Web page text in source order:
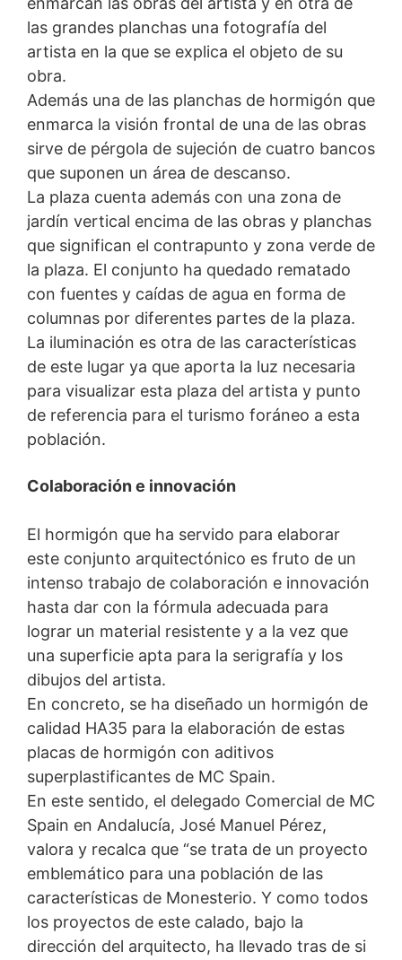
las grandes planchas una fotografía del
artista en la que se explica el objeto de su
obra.
Además una de las planchas de hormigón que
enmarca la visión frontal de una de las obras
sirve de pérgola de sujeción de cuatro bancos
que suponen un área de descanso.
La plaza cuenta además con una zona de
jardín vertical encima de las obras y planchas
que significan el contrapunto y zona verde de
la plaza. El conjunto ha quedado rematado
con fuentes y caídas de agua en forma de
columnas por diferentes partes de la plaza.
La iluminación es otra de las características
de este lugar ya que aporta la luz necesaria
para visualizar esta plaza del artista y punto
de referencia para el turismo foráneo a esta
población.
Colaboración e innovación
El hormigón que ha servido para elaborar
este conjunto arquitectónico es fruto de un
intenso trabajo de colaboración e innovación
hasta dar con la fórmula adecuada para
lograr un material resistente y a la vez que
una superficie apta para la serigrafía y los
dibujos del artista.
En concreto, se ha diseñado un hormigón de
calidad HA35 para la elaboración de estas
placas de hormigón con aditivos
superplastificantes de MC Spain.
En este sentido, el delegado Comercial de MC
Spain en Andalucía, José Manuel Pérez,
valora y recalca que “se trata de un proyecto
emblemático para una población de las
características de Monesterio. Y como todos
los proyectos de este calado, bajo la
dirección del arquitecto, ha llevado tras de si
Landesbeauftragte für Datenschutz und
Informationsfreiheit NRW, Düsseldorf.
Derecho a la portabilidad de datos
Tiene derecho a que los datos que procesamos en base
a su consentimiento o en cumplimiento de un contrato
se le entreguen automáticamente a usted o a un tercero
en un formato estándar y legible por máquina. Si usted
requiere la transferencia directa de datos a otra parte
responsable, esto sólo se hará en la medida en que sea
técnicamente posible.
Información, corrección, bloqueo, borrado
Según lo permitido por el Art. 15 GDPR, tiene derecho a
que se le proporcione en cualquier momento
información gratuita sobre cualquiera de sus datos
personales almacenados. También tiene derecho a que